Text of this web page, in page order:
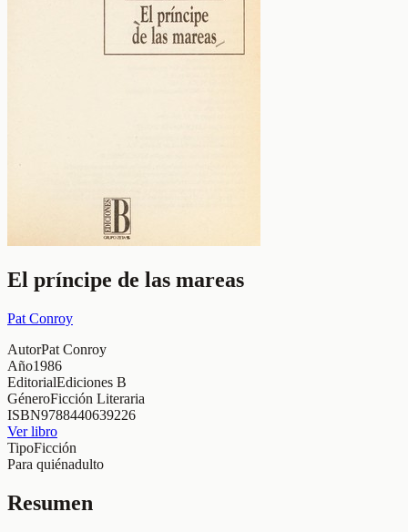
El príncipe de las mareas
Pat Conroy
AutorPat Conroy
Año1986
EditorialEdiciones B
GéneroFicción Literaria
ISBN9788440639226
Ver libro
TipoFicción
Para quiénadulto
Resumen